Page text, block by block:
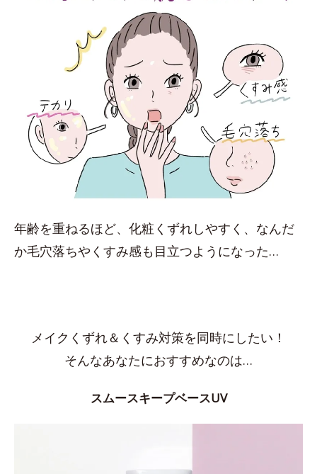
年齢を重ねるほど、化粧くずれしやすく、なんだ
か毛穴落ちやくすみ感も目立つようになった…
メイクくずれ＆くすみ対策を同時にしたい！
そんなあなたにおすすめなのは…
スムースキープベースUV